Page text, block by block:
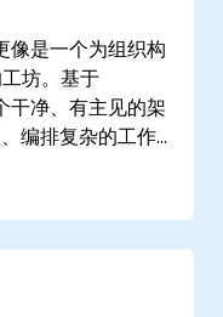
参与让您的开发
程桌面进入实时
实时演示和实施
NobleProg中心
一个定制的实验
设施背景下有效
也被称为AWS
了从原型到生产
者提供了构建弹
系统所需的战略
是一个为组织构
坊。基于
净、有主见的架
编排复杂的工作
环境，将业务逻
，确保AI自动化
咨询服务旨在引
目的架构细节。